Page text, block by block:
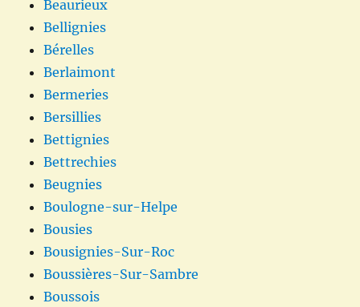
Beaurieux
Bellignies
Bérelles
Berlaimont
Bermeries
Bersillies
Bettignies
Bettrechies
Beugnies
Boulogne-sur-Helpe
Bousies
Bousignies-Sur-Roc
Boussières-Sur-Sambre
Boussois